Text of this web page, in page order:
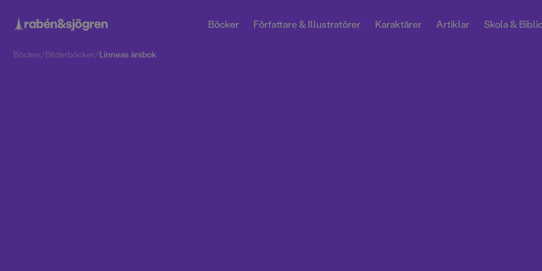
Böcker Författare & Illustratörer Karaktärer Artiklar Skola &
Böcker/Bilderböcker/Linneas årsbok